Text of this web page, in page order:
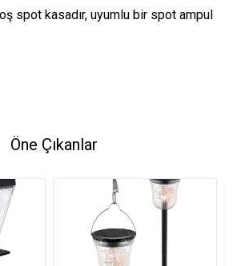
spot kasadır, uyumlu bir spot ampul
Öne Çıkanlar